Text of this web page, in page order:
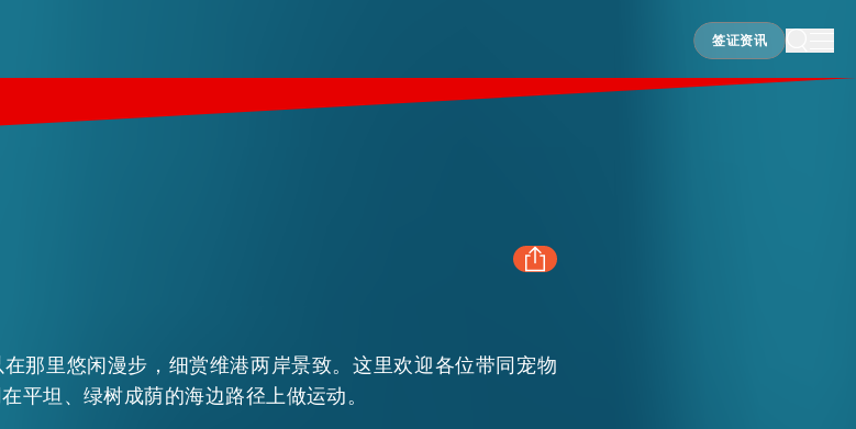
签证资讯
签证资讯
那里悠闲漫步，细赏维港两岸景致。这里欢迎各位带同宠物
平坦、绿树成荫的海边路径上做运动。